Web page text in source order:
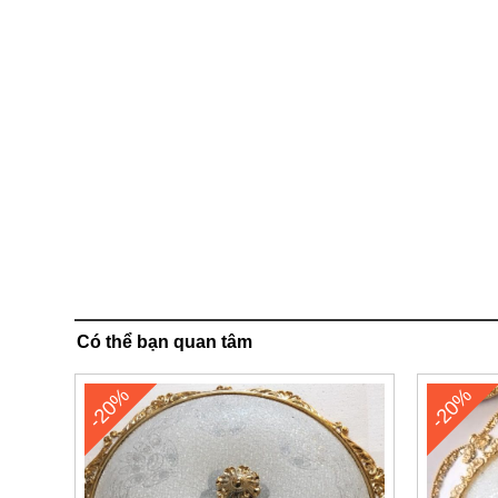
Có thể bạn quan tâm
-20% -20%